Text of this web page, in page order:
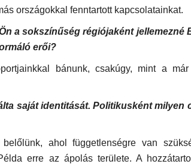
országokkal fenntartott kapcsolatainkat.
a sokszínűség régiójaként jellemezné
erői?
bánunk, csakúgy, mint a
saját identitását. Politikusként milyen
ahol függetlenségre van
erre az ápolás területe. A